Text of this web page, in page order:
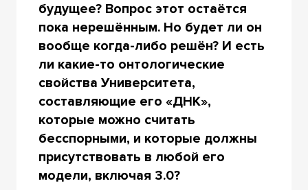
будущее? Вопрос этот остаётся
пока нерешённым. Но будет ли он
вообще когда-либо решён? И есть
ли какие-то онтологические
свойства Университета,
составляющие его «ДНК»,
которые можно считать
бесспорными, и которые должны
присутствовать в любой его
модели, включая 3.0?